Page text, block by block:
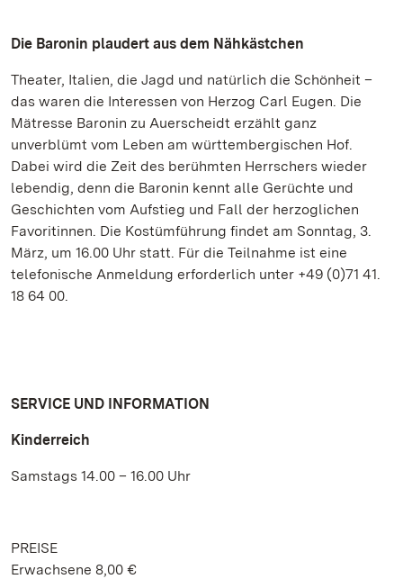
Die Baronin plaudert aus dem Nähkästchen
Theater, Italien, die Jagd und natürlich die Schönheit –
das waren die Interessen von Herzog Carl Eugen. Die
Mätresse Baronin zu Auerscheidt erzählt ganz
unverblümt vom Leben am württembergischen Hof.
Dabei wird die Zeit des berühmten Herrschers wieder
lebendig, denn die Baronin kennt alle Gerüchte und
Geschichten vom Aufstieg und Fall der herzoglichen
Favoritinnen. Die Kostümführung findet am Sonntag, 3.
März, um 16.00 Uhr statt. Für die Teilnahme ist eine
telefonische Anmeldung erforderlich unter +49 (0)71 41.
18 64 00.
SERVICE UND INFORMATION
Kinderreich
Samstags 14.00 – 16.00 Uhr
PREISE
Erwachsene 8,00 €